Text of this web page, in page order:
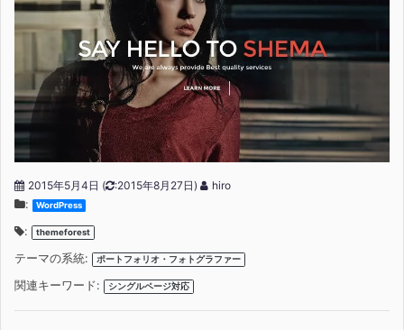
2015年5月4日 ( :2015年8月27日)
hiro
:
WordPress
: themeforest
テーマの系統: ポートフォリオ・フォトグラファー
関連キーワード: シングルページ対応